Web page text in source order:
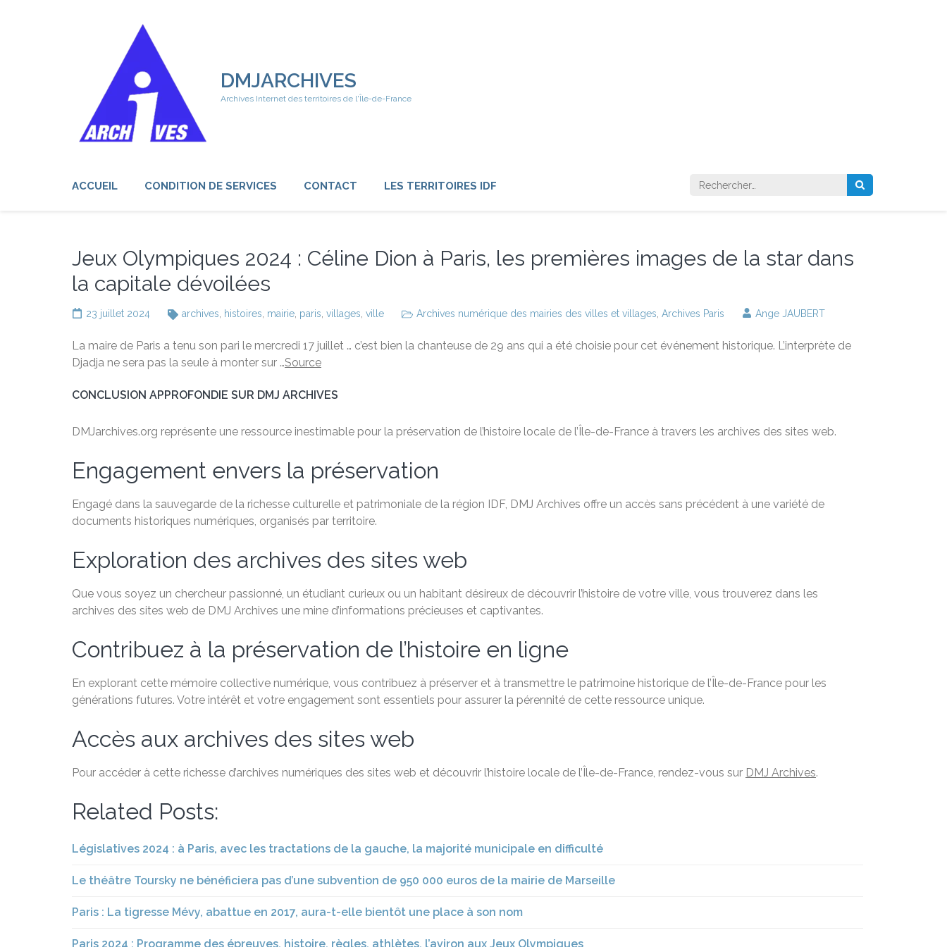
DMJARCHIVES
Archives Internet des territoires de l'Île-de-France
ACCUEIL CONDITION DE SERVICES CONTACT LES TERRITOIRES IDF Rechercher :
Jeux Olympiques 2024 : Céline Dion à Paris, les premières images de la star dans
la capitale dévoilées
23 juillet 2024 archives histoires mairie paris villages ville Archives numérique des mairies des villes et villages Archives Paris Ange JAUBERT
La maire de Paris a tenu son pari le mercredi 17 juillet … c’est bien la chanteuse de 29 ans qui a été choisie pour cet événement historique. L’interprète de
Djadja ne sera pas la seule à monter sur …Source
CONCLUSION APPROFONDIE SUR DMJ ARCHIVES
DMJarchives.org représente une ressource inestimable pour la préservation de l’histoire locale de l’Île-de-France à travers les archives des sites web.
Engagement envers la préservation
Engagé dans la sauvegarde de la richesse culturelle et patrimoniale de la région IDF, DMJ Archives offre un accès sans précédent à une variété de
documents historiques numériques, organisés par territoire.
Exploration des archives des sites web
Que vous soyez un chercheur passionné, un étudiant curieux ou un habitant désireux de découvrir l’histoire de votre ville, vous trouverez dans les
archives des sites web de DMJ Archives une mine d’informations précieuses et captivantes.
Contribuez à la préservation de l’histoire en ligne
En explorant cette mémoire collective numérique, vous contribuez à préserver et à transmettre le patrimoine historique de l’Île-de-France pour les
générations futures. Votre intérêt et votre engagement sont essentiels pour assurer la pérennité de cette ressource unique.
Accès aux archives des sites web
Pour accéder à cette richesse d’archives numériques des sites web et découvrir l’histoire locale de l’Île-de-France, rendez-vous sur DMJ Archives.
Related Posts:
Législatives 2024 : à Paris, avec les tractations de la gauche, la majorité municipale en difficulté
Le théâtre Toursky ne bénéficiera pas d’une subvention de 950 000 euros de la mairie de Marseille
Paris : La tigresse Mévy, abattue en 2017, aura-t-elle bientôt une place à son nom
Paris 2024 : Programme des épreuves, histoire, règles, athlètes, l’aviron aux Jeux Olympiques